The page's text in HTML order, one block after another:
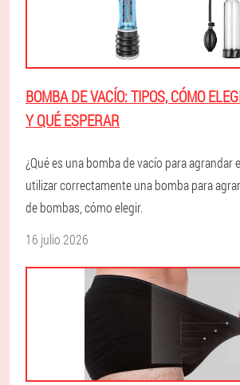
BOMBA DE VACÍO: TIPOS, CÓMO
Y QUÉ ESPERAR
¿Qué es una bomba de vacío para agrandar
utilizar correctamente una bomba para
de bombas, cómo elegir.
16 julio 2026